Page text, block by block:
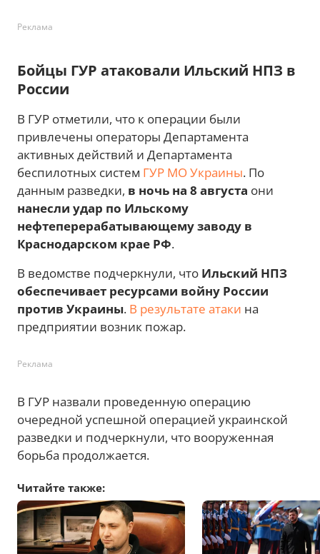
Реклама
Бойцы ГУР атаковали Ильский НПЗ в
России
В ГУР отметили, что к операции были
привлечены операторы Департамента
активных действий и Департамента
беспилотных систем ГУР МО Украины. По
данным разведки, в ночь на 8 августа они
нанесли удар по Ильскому
нефтеперерабатывающему заводу в
Краснодарском крае РФ.
В ведомстве подчеркнули, что Ильский НПЗ
обеспечивает ресурсами войну России
против Украины. В результате атаки на
предприятии возник пожар.
Реклама
В ГУР назвали проведенную операцию
очередной успешной операцией украинской
разведки и подчеркнули, что вооруженная
борьба продолжается.
Читайте также: